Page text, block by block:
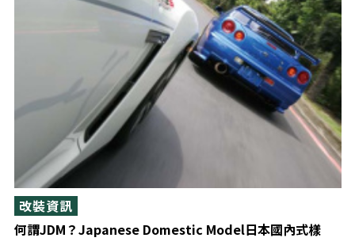
何謂JDM？Japanese Domestic Model日本國內式樣
改裝資訊